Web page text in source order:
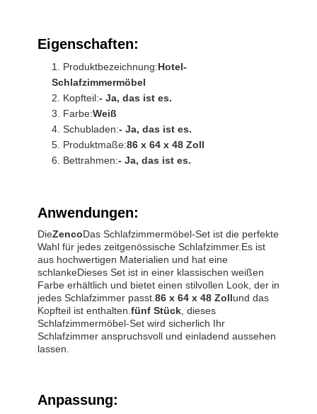
Eigenschaften:
Produktbezeichnung:Hotel-
Schlafzimmermöbel
Kopfteil:- Ja, das ist es.
Farbe:Weiß
Schubladen:- Ja, das ist es.
Produktmaße:86 x 64 x 48 Zoll
Bettrahmen:- Ja, das ist es.
Anwendungen:
DieZencoDas Schlafzimmermöbel-Set ist die perfekte
Wahl für jedes zeitgenössische Schlafzimmer.Es ist
aus hochwertigen Materialien und hat eine
schlankeDieses Set ist in einer klassischen weißen
Farbe erhältlich und bietet einen stilvollen Look, der in
jedes Schlafzimmer passt. 86 x 64 x 48 Zollund das
Kopfteil ist enthalten. fünf Stück, dieses
Schlafzimmermöbel-Set wird sicherlich Ihr
Schlafzimmer anspruchsvoll und einladend aussehen
lassen.
Anpassung: